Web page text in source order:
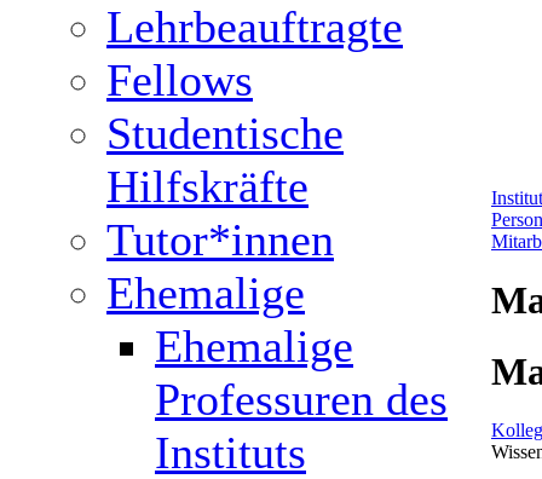
Lehrbeauftragte
Fellows
Studentische
Hilfskräfte
Tutor*innen
Ehemalige
Ehemalige
Professuren des
Instituts